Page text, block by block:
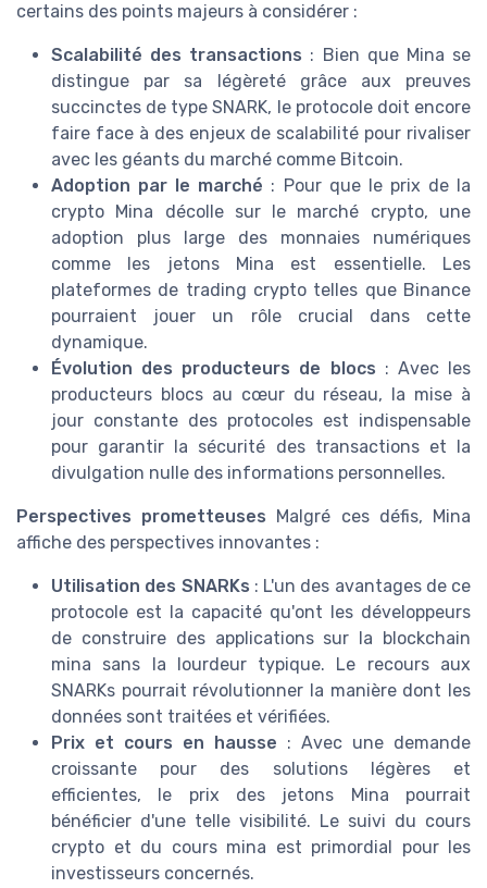
certains des points majeurs à considérer :
Scalabilité des transactions : Bien que Mina se
distingue par sa légèreté grâce aux preuves
succinctes de type SNARK, le protocole doit encore
faire face à des enjeux de scalabilité pour rivaliser
avec les géants du marché comme Bitcoin.
Adoption par le marché : Pour que le prix de la
crypto Mina décolle sur le marché crypto, une
adoption plus large des monnaies numériques
comme les jetons Mina est essentielle. Les
plateformes de trading crypto telles que Binance
pourraient jouer un rôle crucial dans cette
dynamique.
Évolution des producteurs de blocs : Avec les
producteurs blocs au cœur du réseau, la mise à
jour constante des protocoles est indispensable
pour garantir la sécurité des transactions et la
divulgation nulle des informations personnelles.
Perspectives prometteuses Malgré ces défis, Mina
affiche des perspectives innovantes :
Utilisation des SNARKs : L'un des avantages de ce
protocole est la capacité qu'ont les développeurs
de construire des applications sur la blockchain
mina sans la lourdeur typique. Le recours aux
SNARKs pourrait révolutionner la manière dont les
données sont traitées et vérifiées.
Prix et cours en hausse : Avec une demande
croissante pour des solutions légères et
efficientes, le prix des jetons Mina pourrait
bénéficier d'une telle visibilité. Le suivi du cours
crypto et du cours mina est primordial pour les
investisseurs concernés.